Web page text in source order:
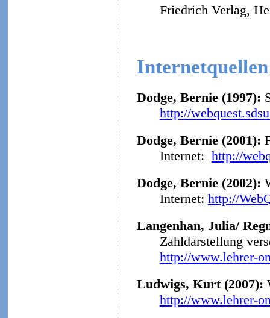
Friedrich Verlag,
Dodge, Bernie (1997):
http://
Dodge, Bernie (2001):
Internet: http://
Dodge, Bernie (2002):
Internet: http://
Langenhan, Julia/
Zahldarstellung
http://www.lehrer-
Ludwigs, Kurt (2007):
http://www.lehrer-